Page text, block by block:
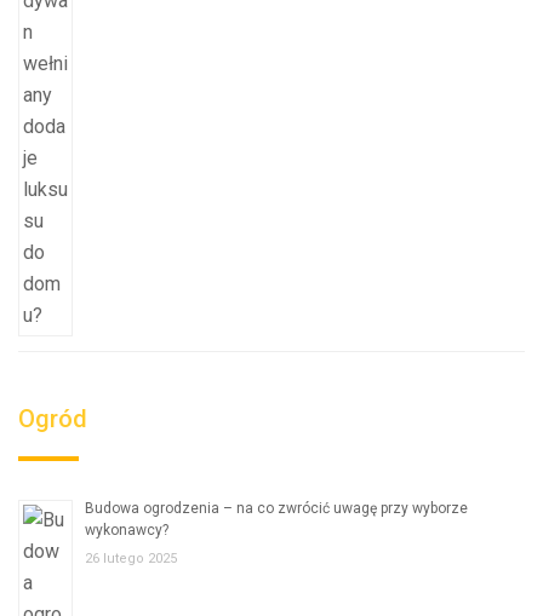
Ogród
Budowa ogrodzenia – na co zwrócić uwagę przy wyborze
wykonawcy?
26 lutego 2025